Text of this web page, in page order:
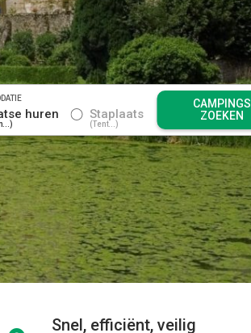
huren Staplaats
Tent...
CAMPINGS
ZOEKEN
Snel, efficiënt, veilig